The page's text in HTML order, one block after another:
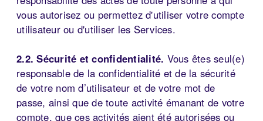
vous autorisez ou permettez d'utiliser votre compte
utilisateur ou d'utiliser les Services.
2.2. Sécurité et confidentialité. Vous êtes seul(e)
responsable de la confidentialité et de la sécurité
de votre nom d’utilisateur et de votre mot de
passe, ainsi que de toute activité émanant de votre
compte, que ces activités aient été autorisées ou